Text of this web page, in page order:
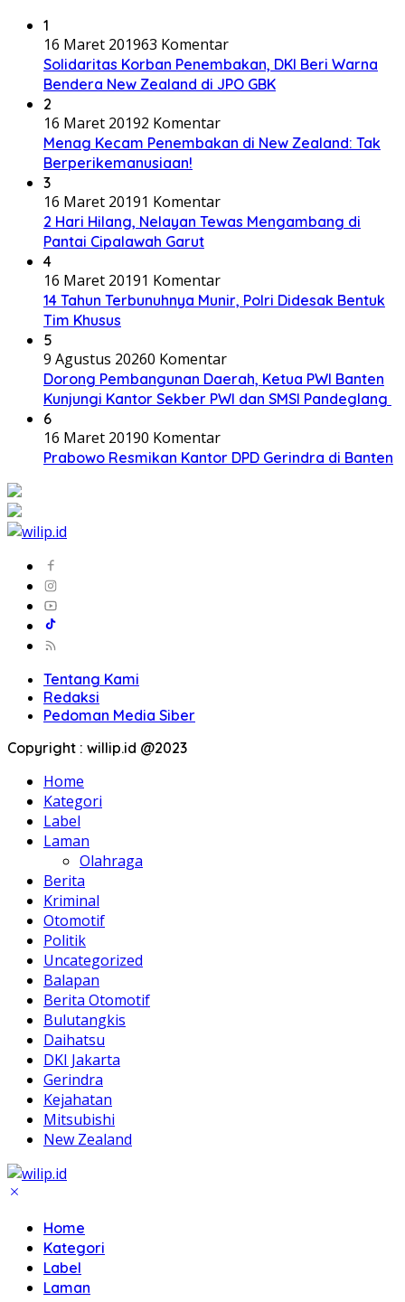
1
16 Maret 201963 Komentar
Solidaritas Korban Penembakan, DKI Beri Warna
Bendera New Zealand di JPO GBK
2
16 Maret 20192 Komentar
Menag Kecam Penembakan di New Zealand: Tak
Berperikemanusiaan!
3
16 Maret 20191 Komentar
2 Hari Hilang, Nelayan Tewas Mengambang di
Pantai Cipalawah Garut
4
16 Maret 20191 Komentar
14 Tahun Terbunuhnya Munir, Polri Didesak Bentuk
Tim Khusus
5
9 Agustus 20260 Komentar
Dorong Pembangunan Daerah, Ketua PWI Banten
Kunjungi Kantor Sekber PWI dan SMSI Pandeglang
6
16 Maret 20190 Komentar
Prabowo Resmikan Kantor DPD Gerindra di Banten
Tentang Kami
Redaksi
Pedoman Media Siber
Copyright : willip.id @2023
Home
Kategori
Label
Laman
Olahraga
Berita
Kriminal
Otomotif
Politik
Uncategorized
Balapan
Berita Otomotif
Bulutangkis
Daihatsu
DKI Jakarta
Gerindra
Kejahatan
Mitsubishi
New Zealand
Home
Kategori
Label
Laman